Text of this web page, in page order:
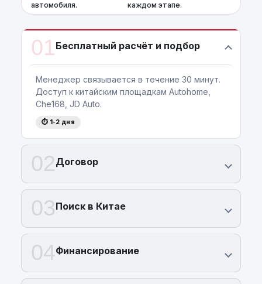
автомобиля.
каждом этапе.
01Бесплатный расчёт и подбор
Менеджер связывается в течение 30 минут.
Доступ к китайским площадкам Autohome,
Che168, JD Auto.
⏱ 1-2 дня
02Договор
03Поиск в Китае
04Финансирование